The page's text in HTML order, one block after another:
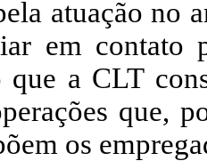
atuação no
em contato
que a CLT
que,
os